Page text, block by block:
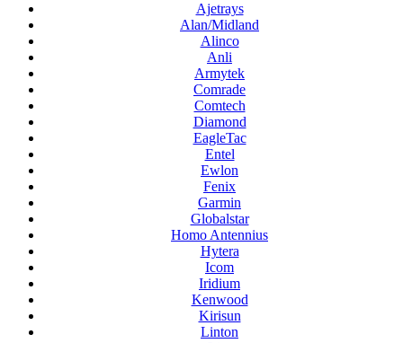
Ajetrays
Alan/Midland
Alinco
Anli
Armytek
Comrade
Comtech
Diamond
EagleTac
Entel
Ewlon
Fenix
Garmin
Globalstar
Homo Antennius
Hytera
Icom
Iridium
Kenwood
Kirisun
Linton